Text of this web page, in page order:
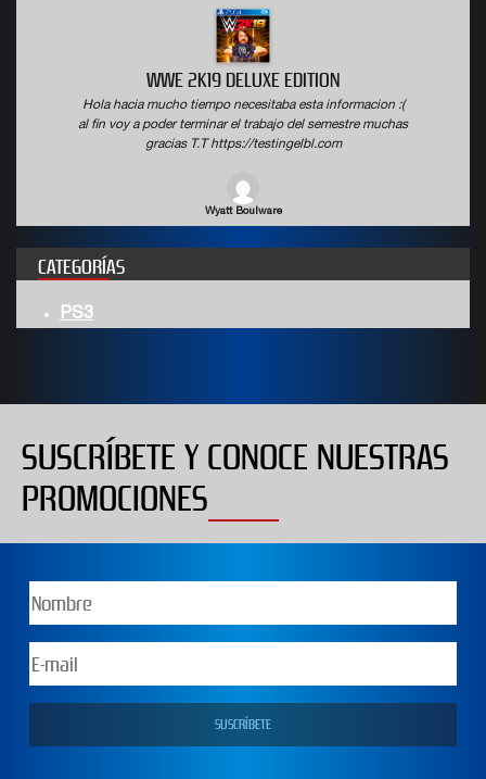
WWE 2K19 DELUXE EDITION
Hola hacia mucho tiempo necesitaba esta informacion :(
al fin voy a poder terminar el trabajo del semestre muchas
gracias T.T https://testingelbl.com
Wyatt Boulware
CATEGORÍAS
PS3
SUSCRÍBETE Y CONOCE NUESTRAS
PROMOCIONES